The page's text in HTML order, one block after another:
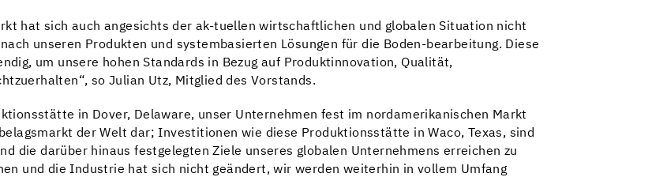
hat sich auch angesichts der ak-tuellen wirtschaftlichen und globalen Situation nicht
unseren Produkten und systembasierten Lösungen für die Boden-bearbeitung. Diese
um unsere hohen Standards in Bezug auf Produktinnovation, Qualität,
so Julian Utz, Mitglied des Vorstands.
in Dover, Delaware, unser Unternehmen fest im nordamerikanischen Markt
der Welt dar; Investitionen wie diese Produktionsstätte in Waco, Texas, sind
die darüber hinaus festgelegten Ziele unseres globalen Unternehmens erreichen zu
und die Industrie hat sich nicht geändert, wir werden weiterhin in vollem Umfang